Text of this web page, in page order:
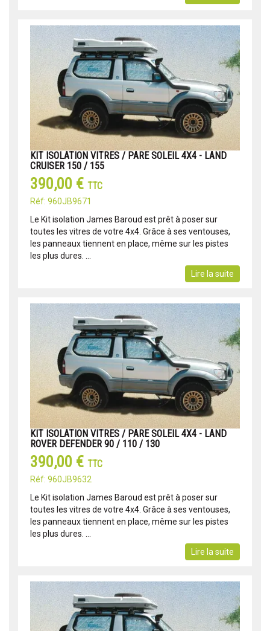
KIT ISOLATION VITRES / PARE SOLEIL 4X4 - LAND
CRUISER 150 / 155
390,00 € TTC
Réf: 960JB9671
Le Kit isolation James Baroud est prêt à poser sur
toutes les vitres de votre 4x4. Grâce à ses ventouses,
les panneaux tiennent en place, même sur les pistes
les plus dures. ...
Lire la suite
KIT ISOLATION VITRES / PARE SOLEIL 4X4 - LAND
ROVER DEFENDER 90 / 110 / 130
390,00 € TTC
Réf: 960JB9632
Le Kit isolation James Baroud est prêt à poser sur
toutes les vitres de votre 4x4. Grâce à ses ventouses,
les panneaux tiennent en place, même sur les pistes
les plus dures. ...
Lire la suite